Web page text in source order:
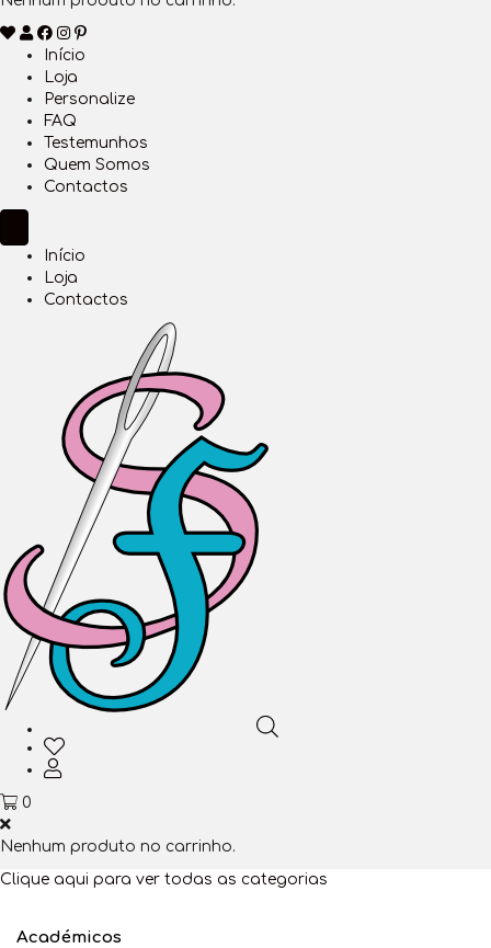
Início
Loja
Personalize
FAQ
Testemunhos
Quem Somos
Contactos
Início
Loja
Contactos
0
Nenhum produto no carrinho.
Clique aqui para ver todas as categorias
Académicos